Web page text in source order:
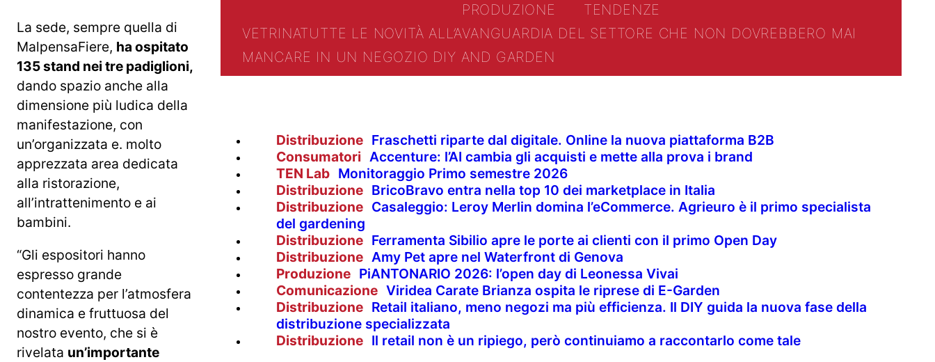
La sede, sempre quella di
MalpensaFiere, ha ospitato
135 stand nei tre padiglioni,
dando spazio anche alla
dimensione più ludica della
manifestazione, con
un’organizzata e. molto
apprezzata area dedicata
alla ristorazione,
all’intrattenimento e ai
bambini.
“Gli espositori hanno
espresso grande
contentezza per l’atmosfera
dinamica e fruttuosa del
nostro evento, che si è
rivelata un’importante
PRODUZIONE
TENDENZE
VETRINATUTTE LE NOVITÀ ALL’AVANGUARDIA DEL SETTORE CHE NON DOVREBBERO MAI
MANCARE IN UN NEGOZIO DIY AND GARDEN
Distribuzione Fraschetti riparte dal digitale. Online la nuova piattaforma B2B
Consumatori Accenture: l’AI cambia gli acquisti e mette alla prova i brand
TEN Lab Monitoraggio Primo semestre 2026
Distribuzione BricoBravo entra nella top 10 dei marketplace in Italia
Distribuzione Casaleggio: Leroy Merlin domina l’eCommerce. Agrieuro è il primo specialista
del gardening
Distribuzione Ferramenta Sibilio apre le porte ai clienti con il primo Open Day
Distribuzione Amy Pet apre nel Waterfront di Genova
Produzione PiANTONARIO 2026: l’open day di Leonessa Vivai
Comunicazione Viridea Carate Brianza ospita le riprese di E-Garden
Distribuzione Retail italiano, meno negozi ma più efficienza. Il DIY guida la nuova fase della
distribuzione specializzata
Distribuzione Il retail non è un ripiego, però continuiamo a raccontarlo come tale